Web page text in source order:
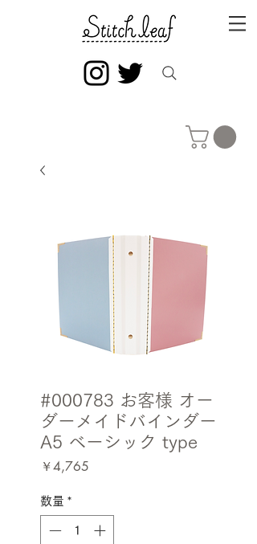
#000783 お客様 オー
ダーメイドバインダー
A5 ベーシック type
￥4,765
数量 *